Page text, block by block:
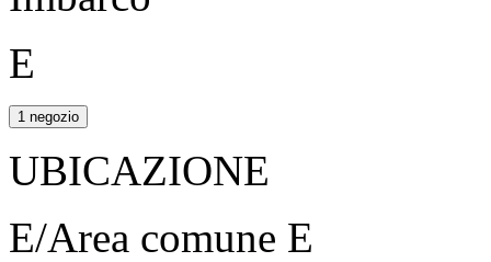
E
1 negozio
UBICAZIONE
E/Area comune E